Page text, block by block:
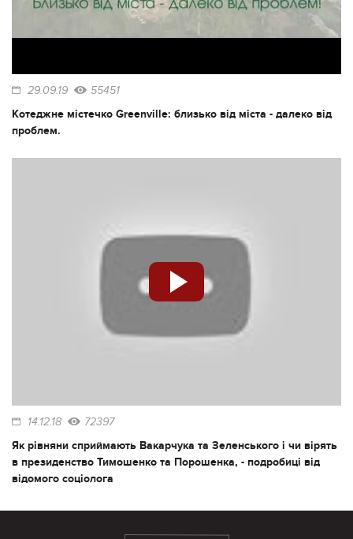
29.09.19 55451
Котеджне містечко Greenville: близько від міста - далеко від
проблем.
14.12.18 72397
Як рівняни сприймають Вакарчука та Зеленського і чи вірять
в президенство Тимошенко та Порошенка, - подробиці від
відомого соціолога